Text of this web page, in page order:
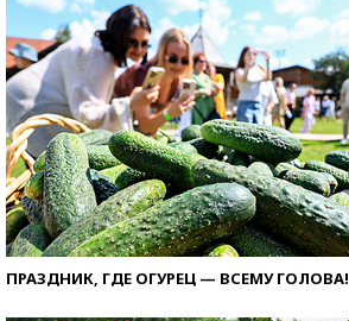
ПРАЗДНИК, ГДЕ ОГУРЕЦ — ВСЕМУ ГОЛОВА!